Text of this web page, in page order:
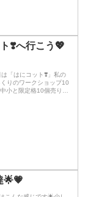
❣️へ行こう💖
「はにコット❣️」私の
りのワークショップ10
小と限定格10個売り切
🌟💗